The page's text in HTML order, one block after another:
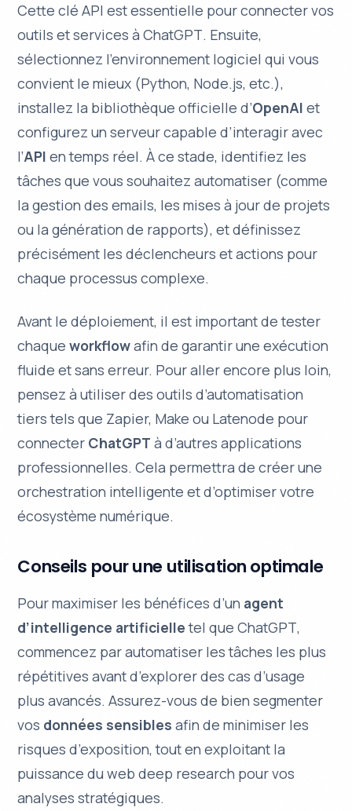
Cette clé API est essentielle pour connecter vos
outils et services àChatGPT. Ensuite,
sélectionnez l’environnement logiciel qui vous
convient le mieux (Python, Node.js, etc.),
installez la bibliothèque officielle d’OpenAI et
configurez un serveur capable d’interagir avec
l’API en temps réel. À ce stade, identifiez les
tâches que vous souhaitez automatiser (comme
la gestion des emails, les mises à jour de projets
ou la génération de rapports), et définissez
précisément les déclencheurs et actions pour
chaque processus complexe.
Avant le déploiement, il est important de tester
chaqueworkflowafin de garantir une exécution
fluide et sans erreur. Pour aller encore plus loin,
pensez à utiliser desoutils d’automatisation
tiers tels que Zapier, Make ou Latenode pour
connecter ChatGPT à d’autres applications
professionnelles. Cela permettra de créer une
orchestration intelligente et d’optimiser votre
écosystème numérique.
Conseils pour une utilisation optimale
Pour maximiser les bénéfices d’un agent
d’intelligence artificielletel queChatGPT,
commencez par automatiser les tâches les plus
répétitives avant d’explorer des cas d’usage
plus avancés. Assurez-vous de bien segmenter
vos données sensibles afin de minimiser les
risques d’exposition, tout en exploitant la
puissance duweb deep research pour vos
analyses stratégiques.